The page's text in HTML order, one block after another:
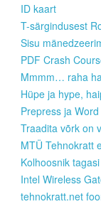
ID kaart
T-särgindusest
Sisu
PDF Crash
Mmmm… raha
Hüpe ja hype,
Prepress ja Word
Traadita võrk on
MTÜ Tehnokratt
Kolhoosnik
Intel Wireless
tehnokratt.net